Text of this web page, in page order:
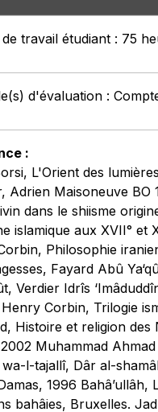
travail étudiant : 75
d'évaluation :
:
L'Orient des
Adrien Maisoneuve
dans le shiisme
islamique aux XVII°
Philosophie
Fayard Abû
Verdier Idrîs
Corbin, Trilogie
Histoire et religion des
2002 Muhammad
l-tajallî, Dâr al-
1996 Bahâ’ullâh,
bahâies, Bruxelles.